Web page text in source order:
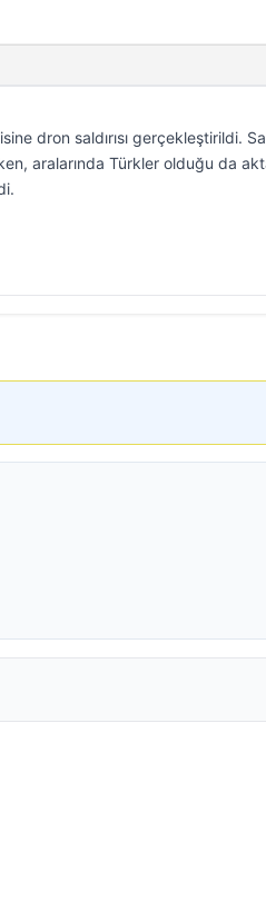
dron saldırısı gerçekleştirildi.
aralarında Türkler olduğu da